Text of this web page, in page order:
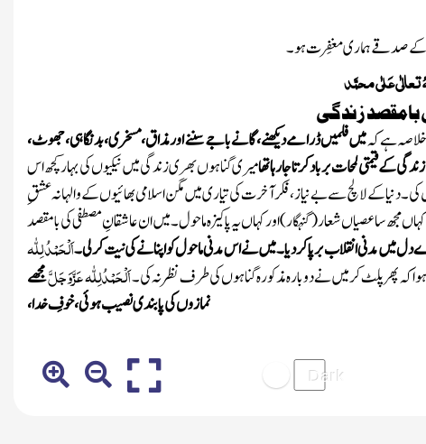
کے صد قے ہماری مغفِرت ہو۔
عَلٰی محمَّد
زندگی
ہے کہمیں فلمیں ڈرامے دیکھنے، گانے باجے سننے اور مذاق، مسخری، بدنگاہی، جھوٹ،
لمحات برباد کرتا جا رہا تھامیری گناہوں بھری زندگی میں نیکیوں کی بہار کچھ اس
کے لالچ سے بے نیاز، فکرآخرت کی تیاری میں مگن اسلامی بھائیوں کے والہانہ عشقِ
مجھ سا عصیاں شعار(گنہگار)اور کہاں یہ پاکیزہ ماحول۔ میں ان عاشقانِ مصطفی کی بامقصد
میں مدنی انقلاب برپا کردیا۔ میں نے اس مدنی ماحول کو اپنانے کی نیت کر لی۔اَلْحَمْدُ لِلّٰہ
پھر پلٹ کر میں نے دوبارہ مذکورہگناہوں کی طرف نظر نہ کی۔اَلْحَمْدُلِلّٰہعَزَّوَجَلَّمجھے
نمازوں کی پابندی نصیب ہوئی، خوفِ خدا،